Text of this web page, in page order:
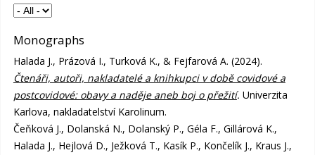
Monographs
Halada J., Prázová I., Turková K., & Fejfarová A. (2024).
Čtenáři, autoři, nakladatelé a knihkupci v době covidové a
postcovidové: obavy a naděje aneb boj o přežití. Univerzita
Karlova, nakladatelství Karolinum.
Čeňková J., Dolanská N., Dolanský P., Géla F., Gillárová K.,
Halada J., Hejlová D., Ježková T., Kasík P., Končelík J., Kraus J.,